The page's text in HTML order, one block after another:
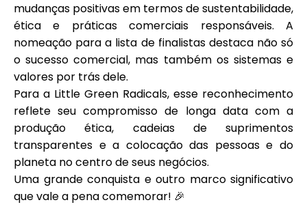
Minha Conta
Obter Financiamento
ask@scrambleup.com
+372 712 2955
mudanças positivas em termos de sustentabilidade,
ética e práticas comerciais responsáveis. A
nomeação para a lista de finalistas destaca não só
o sucesso comercial, mas também os sistemas e
valores por trás dele.
Para a Little Green Radicals, esse reconhecimento
reflete seu compromisso de longa data com a
produção ética, cadeias de suprimentos
transparentes e a colocação das pessoas e do
planeta no centro de seus negócios.
Uma grande conquista e outro marco significativo
que vale a pena comemorar! 🎉